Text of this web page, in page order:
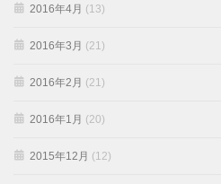
2016年4月 (13)
2016年3月 (21)
2016年2月 (21)
2016年1月 (20)
2015年12月 (12)